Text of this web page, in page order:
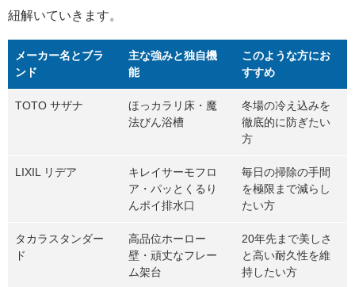
紐解いていきます。
メーカー名とブラ
ンド
主な強みと独自機
能
このような方にお
すすめ
TOTO サザナ
ほっカラリ床・魔
法びん浴槽
冬場の冷え込みを
徹底的に防ぎたい
方
LIXIL リデア
キレイサーモフロ
ア・パッとくるり
んポイ排水口
毎日の掃除の手間
を極限まで減らし
たい方
タカラスタンダー
ド
高品位ホーロー
壁・頑丈なフレー
ム架台
20年先まで美しさ
と高い耐久性を維
持したい方